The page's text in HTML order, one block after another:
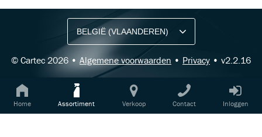
Home Assortiment Verkoop Contact Inloggen
© Cartec 2026 • Algemene voorwaarden • Privacy • v2.2.16
Ontvang vakgerelateerde tips,
aanbiedingen en productupdates van Cartec.